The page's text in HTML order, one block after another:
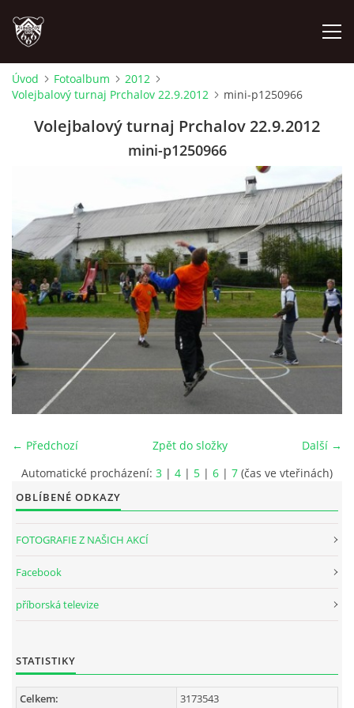
ÚVOD
NOVINKY
FOTOALBUM
VIDEA
INTERNÍ SEKCE
Úvod Fotoalbum
2012
Volejbalový turnaj Prchalov 22.9.2012
mini-p1250966
Volejbalový turnaj Prchalov 22.9.2012
mini-p1250966
← Předchozí Další →
Zpět do složky
Automatické procházení: 3 | 4 | 5 | 6 | 7 (čas ve vteřinách)
OBLÍBENÉ ODKAZY
FOTOGRAFIE Z NAŠICH AKCÍ
Facebook
příborská televize
STATISTIKY
Celkem: 3173543